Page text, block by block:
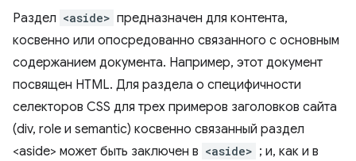
Раздел <aside> предназначен для контента,
косвенно или опосредованно связанного с основным
содержанием документа. Например, этот документ
посвящен HTML. Для раздела о специфичности
селекторов CSS для трех примеров заголовков сайта
(div, role и semantic) косвенно связанный раздел
<aside> может быть заключен в <aside> ; и, как и в